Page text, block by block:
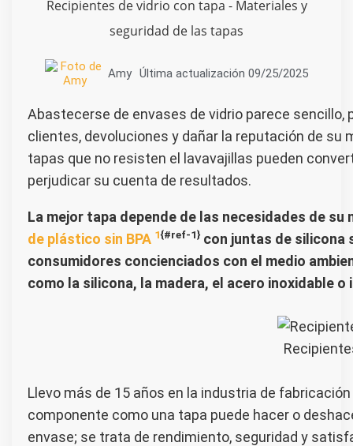
Recipientes de vidrio con tapa - Materiales y
seguridad de las tapas
Amy Última actualización 09/25/2025
Abastecerse de envases de vidrio parece
clientes, devoluciones y dañar la reputación de
tapas que no resisten el lavavajillas pueden
perjudicar su cuenta de resultados.
La mejor tapa depende de las necesidades de
de plástico sin BPA 1{#ref-1} con juntas de silicona
consumidores concienciados con el medio
como la silicona, la madera, el acero inoxidable
Llevo más de 15 años en la industria de
componente como una tapa puede hacer o
envase; se trata de rendimiento, seguridad y